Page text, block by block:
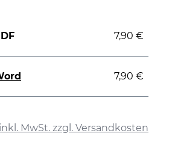
MwSt. zzgl. Versandkosten
7,90 €
7,90 €